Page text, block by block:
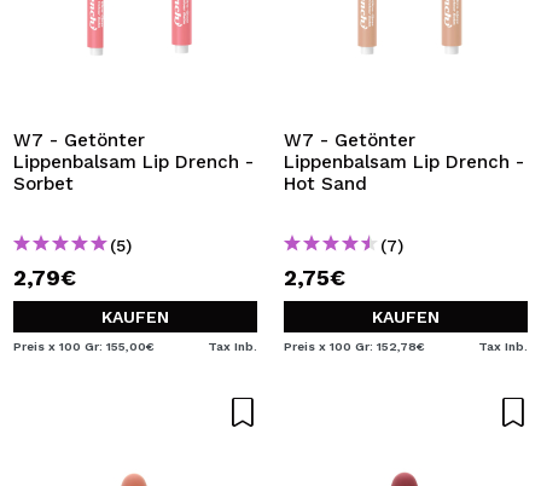
W7 - Getönter
Lippenbalsam Lip Drench -
Sorbet
(5)
2,79€
KAUFEN
Preis x 100 Gr: 155,00€ Tax Inb.
W7 - Getönter
Lippenbalsam Lip Drench -
Hot Sand
(7)
2,75€
KAUFEN
Preis x 100 Gr: 152,78€ Tax Inb.